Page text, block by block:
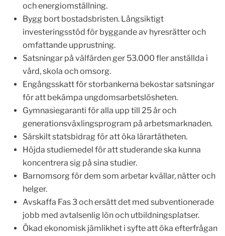
och energiomställning.
Bygg bort bostadsbristen. Långsiktigt
investeringsstöd för byggande av hyresrätter och
omfattande upprustning.
Satsningar på välfärden ger 53.000 fler anställda i
vård, skola och omsorg.
Engångsskatt för storbankerna bekostar satsningar
för att bekämpa ungdomsarbetslösheten.
Gymnasiegaranti för alla upp till 25 år och
generationsväxlingsprogram på arbetsmarknaden.
Särskilt statsbidrag för att öka lärartätheten.
Höjda studiemedel för att studerande ska kunna
koncentrera sig på sina studier.
Barnomsorg för dem som arbetar kvällar, nätter och
helger.
Avskaffa Fas 3 och ersätt det med subventionerade
jobb med avtalsenlig lön och utbildningsplatser.
Ökad ekonomisk jämlikhet i syfte att öka efterfrågan